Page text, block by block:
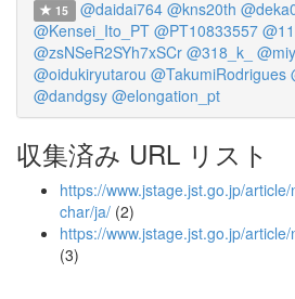
15 @daidai764 @kns20th
@Kensei_Ito_PT @PT10833557
@zsNSeR2SYh7xSCr @318_k_
@oidukiryutarou @TakumiRodrigues
@dandgsy @elongation_pt
収集済み URL リスト
https://www.jstage.jst.go.jp/
char/ja/ (2)
https://www.jstage.jst.go.jp/
(3)